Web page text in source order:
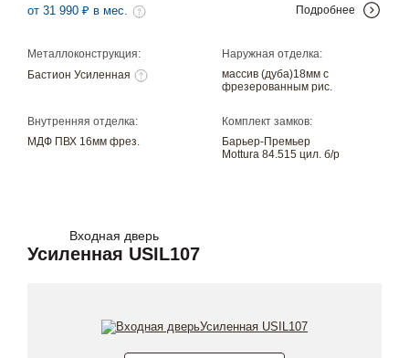
Металлоконструкция:
Бастион Усиленная
Наружная отделка:
массив (дуба)18мм с
фрезерованным рис.
Внутренняя отделка:
МДФ ПВХ 16мм фрез.
Комплект замков:
Барьер-Премьер
Mottura 84.515 цил. б/р
от 31 990 ₽ в мес. Подробнее
Входная дверь
Усиленная USIL107